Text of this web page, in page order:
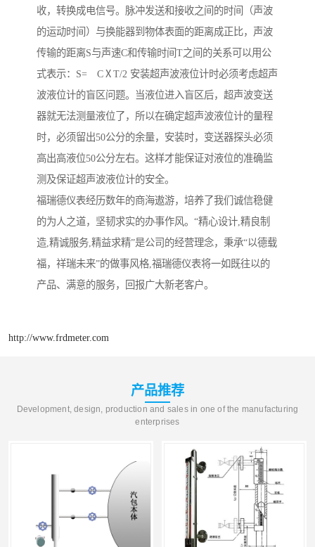
收，转换成电信号。脉冲发送和接收之间的时间（声波
的运动时间）与换能器到物体表面的距离成正比，声波
传输的距离S与声速C和传输时间T之间的关系可以用公
式表示：S= CⅩT/2 安装超声波液位计时必须考虑超声
波液位计的盲区问题。当液位进入盲区后，超声波变送
器就无法测量液位了，所以在确定超声波液位计的量程
时，必须留出50公分的余量，安装时，变送器探头必须
高出高液位50公分左右。这样才能保证对液位的准确监
测及保证超声波液位计的安全。
福瑞德仪表经历数年的商海遨游，培养了我们诚信稳健
的为人之道，坚韧求实的办事作风。“精心设计,精良制
造,精诚服务,精益求精”是公司的经营理念，秉承“以德载
福，祥瑞未来”的做事风格,福瑞德仪表将一如既往以的
产品、满意的服务，回报广大新老客户。
http://www.frdmeter.com
产品推荐
Development, design, production and sales in one of the manufacturing
enterprises